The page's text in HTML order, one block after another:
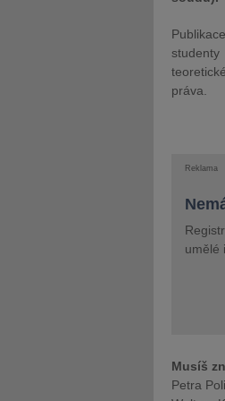
práva.
Reklama
umělé
Musíš
Petra